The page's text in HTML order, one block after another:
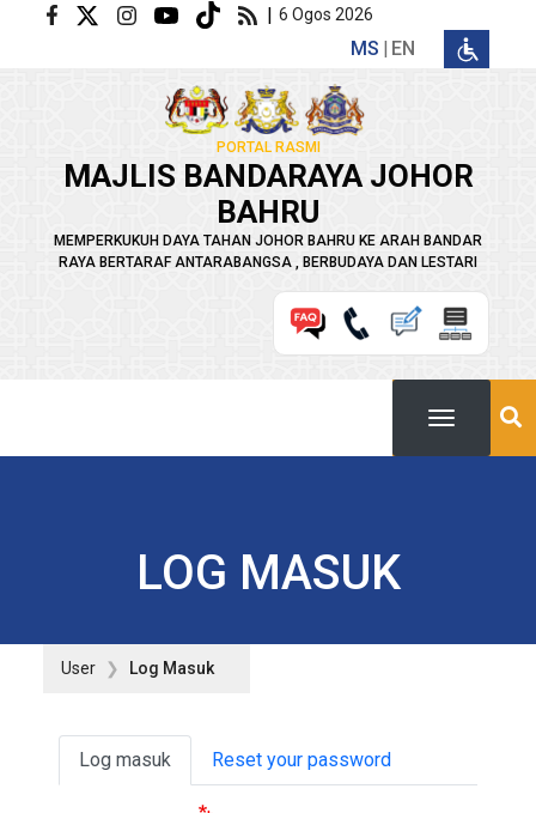
Langkau ke kandungan utama | 6 Ogos 2026
MS EN
PORTAL RASMI
MAJLIS BANDARAYA JOHOR
BAHRU
MEMPERKUKUH DAYA TAHAN JOHOR BAHRU KE ARAH BANDAR
RAYA BERTARAF ANTARABANGSA , BERBUDAYA DAN LESTARI
LOG MASUK
User Log Masuk
Primary tabs
Log masuk Reset your password